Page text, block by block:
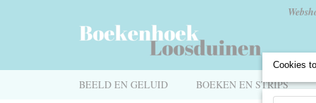
BEELD EN GELUID BOEKEN EN STRIPS
Cookies